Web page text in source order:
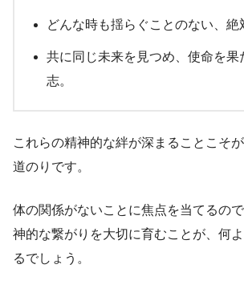
どんな時も揺らぐことのない、絶
共に同じ未来を見つめ、使命を果
志。
これらの精神的な絆が深まることこそ
道のりです。
体の関係がないことに焦点を当てるの
神的な繋がりを大切に育むことが、何
るでしょう。